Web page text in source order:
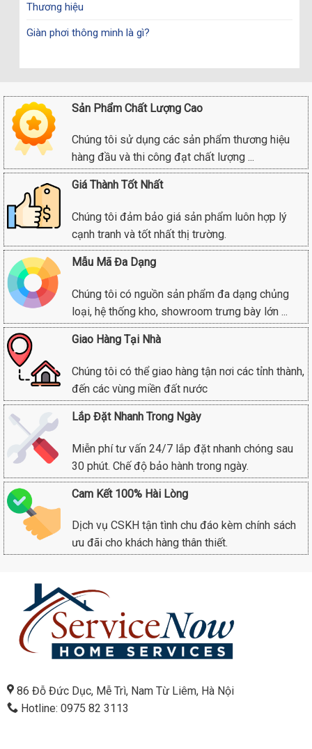
Thương hiệu
Giàn phơi thông minh là gì?
Sản Phẩm Chất Lượng Cao
Chúng tôi sử dụng các sản phẩm thương hiệu
hàng đầu và thi công đạt chất lượng ...
Giá Thành Tốt Nhất
Chúng tôi đảm bảo giá sản phẩm luôn hợp lý
cạnh tranh và tốt nhất thị trường.
Mẫu Mã Đa Dạng
Chúng tôi có nguồn sản phẩm đa dạng chủng
loại, hệ thống kho, showroom trưng bày lớn ...
Giao Hàng Tại Nhà
Chúng tôi có thể giao hàng tận nơi các tỉnh thành,
đến các vùng miền đất nước
Lắp Đặt Nhanh Trong Ngày
Miễn phí tư vấn 24/7 lắp đặt nhanh chóng sau
30 phút. Chế độ bảo hành trong ngày.
Cam Kết 100% Hài Lòng
Dịch vụ CSKH tận tình chu đáo kèm chính sách
ưu đãi cho khách hàng thân thiết.
86 Đỗ Đức Dục, Mễ Trì, Nam Từ Liêm, Hà Nội
Hotline: 0975 82 3113